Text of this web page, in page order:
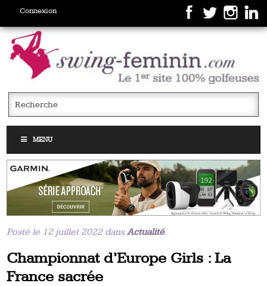
Connexion
MENU
Posté le 12 juillet 2022 dansActualité.
Championnat d’Europe Girls : La
France sacrée